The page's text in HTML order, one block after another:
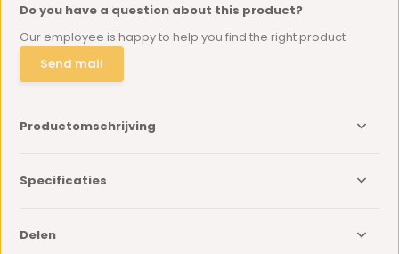
Do you have a question about this product?
Our employee is happy to help you find the right product
Send mail
Productomschrijving
Specificaties
Delen